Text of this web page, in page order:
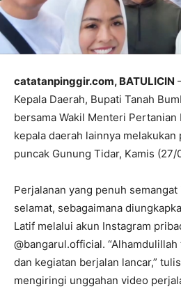
catatanpinggir.com, BATULICIN
Kepala Daerah, Bupati Tanah
bersama Wakil Menteri Pertanian
kepala daerah lainnya
puncak Gunung Tidar, Kamis (27/
Perjalanan yang penuh
selamat, sebagaimana
Latif melalui akun Instagram
@bangarul.official.
dan kegiatan berjalan lancar,”
mengiringi unggahan video